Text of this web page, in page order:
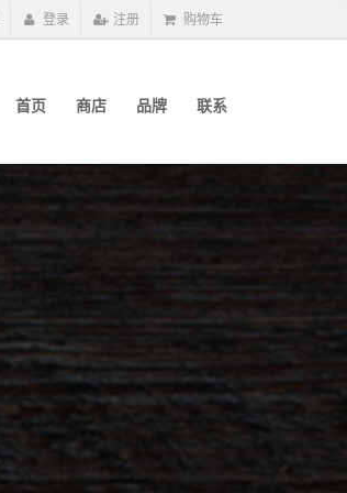
登录 注册 购物车
首页 商店 品牌 联系